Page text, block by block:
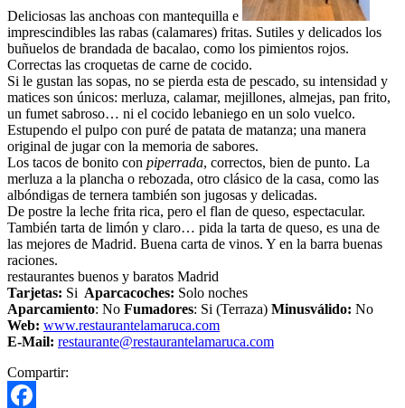
Deliciosas las anchoas con mantequilla e
imprescindibles las rabas (calamares) fritas. Sutiles y delicados los
buñuelos de brandada de bacalao, como los pimientos rojos.
Correctas las croquetas de carne de cocido.
Si le gustan las sopas, no se pierda esta de pescado, su intensidad y
matices son únicos: merluza, calamar, mejillones, almejas, pan frito,
un fumet sabroso… ni el cocido lebaniego en un solo vuelco.
Estupendo el pulpo con puré de patata de matanza; una manera
original de jugar con la memoria de sabores.
Los tacos de bonito con piperrada, correctos, bien de punto. La
merluza a la plancha o rebozada, otro clásico de la casa, como las
albóndigas de ternera también son jugosas y delicadas.
De postre la leche frita rica, pero el flan de queso, espectacular.
También tarta de limón y claro… pida la tarta de queso, es una de
las mejores de Madrid. Buena carta de vinos. Y en la barra buenas
raciones.
restaurantes buenos y baratos Madrid
Tarjetas: Si Aparcacoches: Solo noches
Aparcamiento: No Fumadores: Si (Terraza) Minusválido: No
Web: www.restaurantelamaruca.com
E-Mail: restaurante@restaurantelamaruca.com
Compartir: